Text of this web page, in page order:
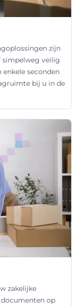
zijn
simpelweg veilig
seconden
bij u in de
zakelijke
documenten op